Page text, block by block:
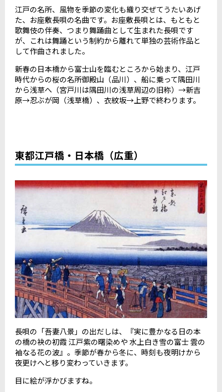
江戸の名所、風物を季節の変化も織り交ぜてうたいあげ
た、お座敷長唄の名曲です。お座敷長唄とは、もともと
歌舞伎の伴奏、つまり舞踊曲として生まれた長唄です
が、これは舞踊という制約から離れて単独の芸術作品と
して作曲されました。
新春の日本橋から富士山を臨むところから始まり、江戸
時代からの桜の名所御殿山（品川）、船に乗って隅田川
から浅草へ（宮戸川は隅田川の浅草周辺の旧称）→新吉
原→忍ぶが岡（浅草橋）、衣紋坂→上野で終わります。
東都江戸橋・日本橋（広重）
長唄の「吾妻八景」の出だしは、『実に豊かなる日の本
の橋の袂の初霞 江戸紫の曙染めや 水上白き雪の富士 雲の
袖なる花の波』。季節が春から冬に、時刻も夜明けから
夜更けへと移り変わっていきます。
目に絵が浮かびますね。